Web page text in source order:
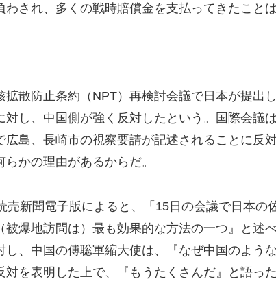
わされ、多くの戦時賠償金を支払ってきたこと
拡散防止条約（NPT）再検討会議で日本が提出
対し、中国側が強く反対したという。国際会議
広島、長崎市の視察要請が記述されることに反
かの理由があるからだ。
売新聞電子版によると、「15日の会議で日本の
被爆地訪問は）最も効果的な方法の一つ』と述
し、中国の傅聡軍縮大使は、『なぜ中国のよう
を表明した上で、『もうたくさんだ』と語った